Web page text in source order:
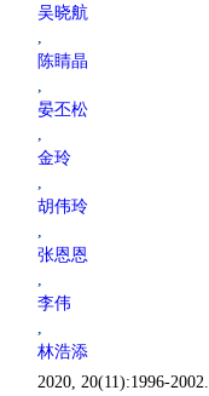
吴晓航
,
陈睛晶
,
晏丕松
,
金玲
,
胡伟玲
,
张恩恩
,
李伟
,
林浩添
2020, 20(11):1996-2002.